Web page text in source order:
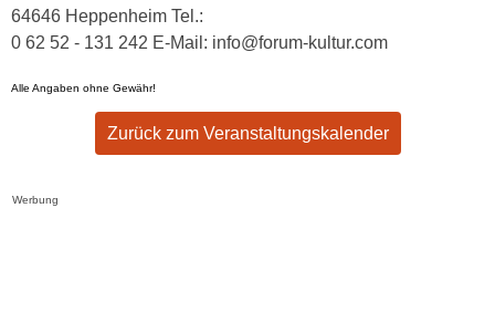
64646 Heppenheim Tel.:
0 62 52 - 131 242 E-Mail: info@forum-kultur.com
Alle Angaben ohne Gewähr!
Zurück zum Veranstaltungskalender
Werbung